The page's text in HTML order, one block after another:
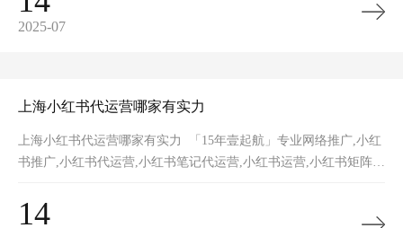
2025-07
上海小红书代运营哪家有实力
上海小红书代运营哪家有实力 「15年壹起航」专业网络推广,小红
书推广,小红书代运营,小红书笔记代运营,小红书运营,小红书矩阵,
14